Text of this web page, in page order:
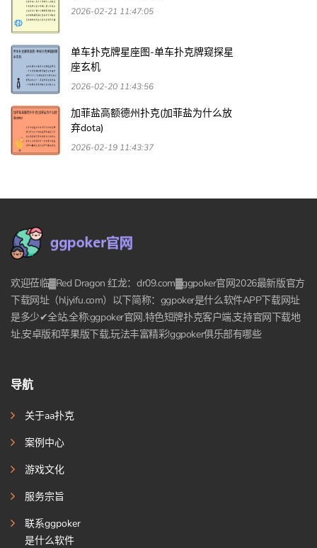
2026-02-21 11:47:05
单车扑克牌星座图-单车扑克牌窥探星
座玄机
2026-02-20 11:43:56
加菲盐高额德州扑克(加菲盐为什么放
弃dota)
2026-02-19 11:43:37
欢迎莅临▓Red Dragon 红龙：dr09.com▓ggpoker官网2026最新版官方
下载网址（hljyifu.com）以下简称：ggpoker是什么软件APP下载网址
是多少✔全站,全称:ggpoker官网,特色短牌扑克客户端,支持官网下载地
址,安卓版和苹果版下载,玩法丰富精彩!ggpoker俱乐部有哪些
导航
关于aa扑克
案例中心
游戏文化
服务宗旨
联系ggpoker
是什么软件